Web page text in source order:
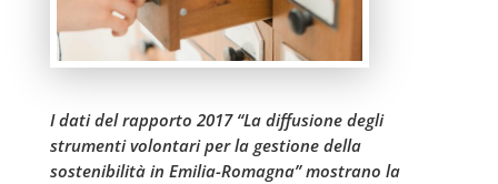
I dati del rapporto 2017 “La diffusione degli
strumenti volontari per la gestione della
sostenibilità in Emilia-Romagna” mostrano la